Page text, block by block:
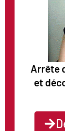
Arrête
et